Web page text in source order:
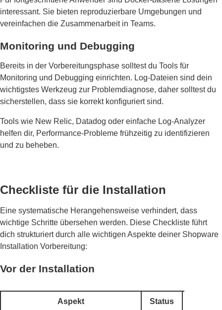
interessant. Sie bieten reproduzierbare Umgebungen und
vereinfachen die Zusammenarbeit in Teams.
Monitoring und Debugging
Bereits in der Vorbereitungsphase solltest du Tools für
Monitoring und Debugging einrichten. Log-Dateien sind dein
wichtigstes Werkzeug zur Problemdiagnose, daher solltest du
sicherstellen, dass sie korrekt konfiguriert sind.
Tools wie New Relic, Datadog oder einfache Log-Analyzer
helfen dir, Performance-Probleme frühzeitig zu identifizieren
und zu beheben.
Checkliste für die Installation
Eine systematische Herangehensweise verhindert, dass
wichtige Schritte übersehen werden. Diese Checkliste führt
dich strukturiert durch alle wichtigen Aspekte deiner Shopware
Installation Vorbereitung:
Vor der Installation
Aspekt Status